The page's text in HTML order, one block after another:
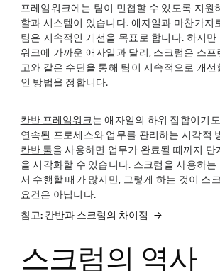
프레임워크에는 팀이 민첩할 수 있도록 지원
할과 시스템이 있습니다. 애자일과 마찬가지
팀은 지속적인 개선을 목표로 합니다. 하지만
워크에 가까운 애자일과 달리, 스크럼은 스프
고와 같은 수단을 통해 팀이 지속적으로 개선
인 방법을 정합니다.
칸반 프레임워크는 애자일의 하위 집합이기
연속된 프로세스와 업무를 관리하는 시각적
칸반 툴을 사용하면 업무가 완료될 때까지 단
을 시각화할 수 있습니다. 스크럼을 사용하는
서 수행할 때가 많지만, 그렇게 하는 것이 스
요건은 아닙니다.
참고: 칸반과 스크럼의 차이점
스크럼의 역사